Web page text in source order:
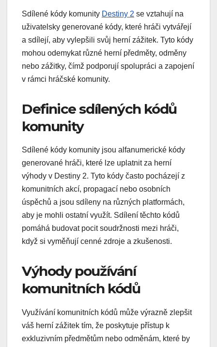
Sdílené kódy komunity Destiny 2 se vztahují na
uživatelsky generované kódy, které hráči vytvářejí
a sdílejí, aby vylepšili svůj herní zážitek. Tyto kódy
mohou odemykat různé herní předměty, odměny
nebo zážitky, čímž podporují spolupráci a zapojení
v rámci hráčské komunity.
Definice sdílených kódů
komunity
Sdílené kódy komunity jsou alfanumerické kódy
generované hráči, které lze uplatnit za herní
výhody v Destiny 2. Tyto kódy často pocházejí z
komunitních akcí, propagací nebo osobních
úspěchů a jsou sdíleny na různých platformách,
aby je mohli ostatní využít. Sdílení těchto kódů
pomáhá budovat pocit soudržnosti mezi hráči,
když si vyměňují cenné zdroje a zkušenosti.
Výhody používání
komunitních kódů
Využívání komunitních kódů může výrazně zlepšit
váš herní zážitek tím, že poskytuje přístup k
exkluzivním předmětům nebo odměnám, které by